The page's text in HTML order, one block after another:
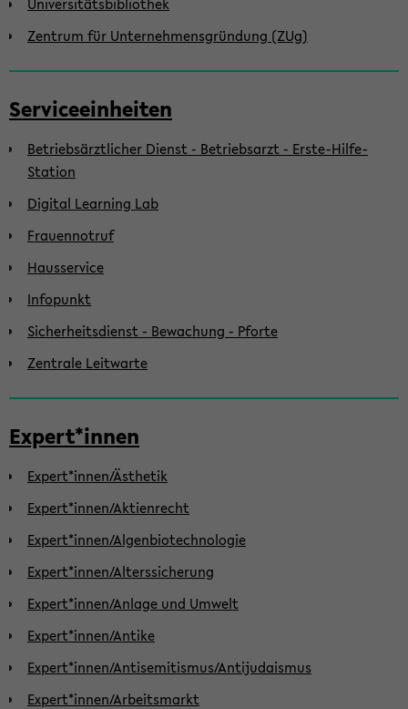
Zentrum für Unternehmensgründung (ZUg)
Serviceeinheiten
Betriebsärztlicher Dienst - Betriebsarzt - Erste-Hilfe-
Station
Digital Learning Lab
Frauennotruf
Hausservice
Infopunkt
Sicherheitsdienst - Bewachung - Pforte
Zentrale Leitwarte
Expert*innen
Expert*innen/Ästhetik
Expert*innen/Aktienrecht
Expert*innen/Algenbiotechnologie
Expert*innen/Alterssicherung
Expert*innen/Anlage und Umwelt
Expert*innen/Antike
Expert*innen/Antisemitismus/Antijudaismus
Expert*innen/Arbeitsmarkt